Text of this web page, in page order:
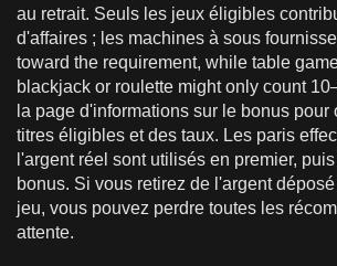
au retrait. Seuls les jeux éligibles
d'affaires ; les machines à sous
toward the requirement, while table
blackjack or roulette might only count
la page d'informations sur le bonus
titres éligibles et des taux. Les paris
l'argent réel sont utilisés en premier,
bonus. Si vous retirez de l'argent
jeu, vous pouvez perdre toutes les
attente.